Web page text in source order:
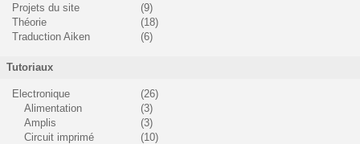
Projets du site
(9)
Théorie
(18)
Traduction Aiken
(6)
Tutoriaux
Electronique
(26)
Alimentation
(3)
Amplis
(3)
Circuit imprimé
(10)